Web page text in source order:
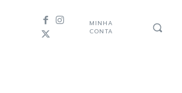
MINHA
CONTA